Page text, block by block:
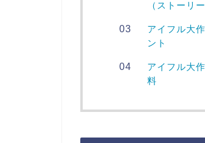
（ストーリー
アイフル大
ント
アイフル大
料